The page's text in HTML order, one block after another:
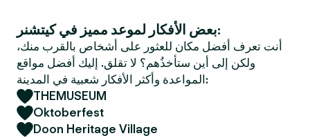
d
e
r
بعض الأفكار لموعد مميز في كيتشنر:
أنت تعرف أفضل مكان للعثور على أشخاص بالقرب منك،
ولكن إلى أين ستأخذُهم؟ لا تقلق. إليك أفضل مواقع
المواعدة وأكثر الأفكار شعبية في المدينة:
THEMUSEUM
Oktoberfest
Doon Heritage Village